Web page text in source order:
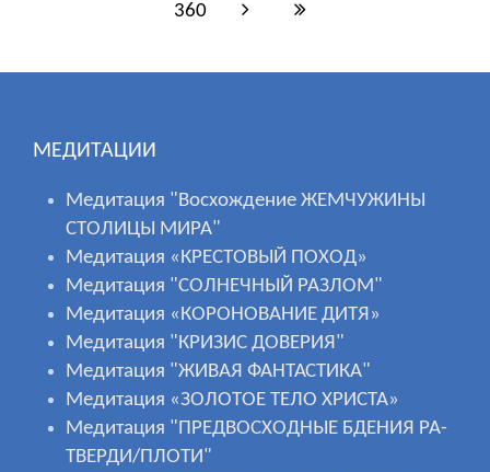
360
МЕДИТАЦИИ
Медитация "Восхождение ЖЕМЧУЖИНЫ
СТОЛИЦЫ МИРА"
Медитация «КРЕСТОВЫЙ ПОХОД»
Медитация "СОЛНЕЧНЫЙ РАЗЛОМ"
Медитация «КОРОНОВАНИЕ ДИТЯ»
Медитация "КРИЗИС ДОВЕРИЯ"
Медитация "ЖИВАЯ ФАНТАСТИКА"
Медитация «ЗОЛОТОЕ ТЕЛО ХРИСТА»
Медитация "ПРЕДВОСХОДНЫЕ БДЕНИЯ РА-
ТВЕРДИ/ПЛОТИ"